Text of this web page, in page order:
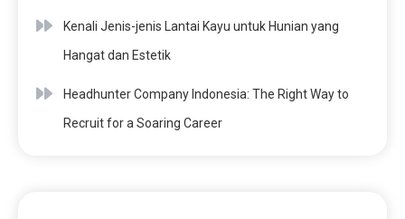
Kenali Jenis-jenis Lantai Kayu untuk Hunian yang
Hangat dan Estetik
Headhunter Company Indonesia: The Right Way to
Recruit for a Soaring Career